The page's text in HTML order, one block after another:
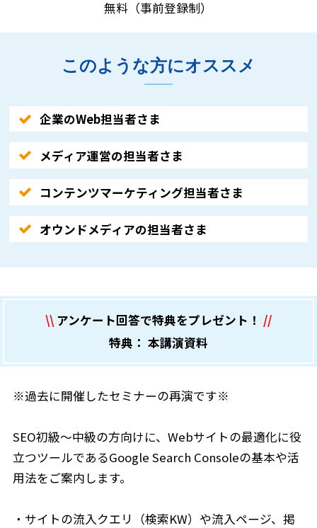
無料（事前登録制）
このような方にオススメ
企業のWeb担当者さま
メディア運営の担当者さま
コンテンツマーケティング担当者さま
オウンドメディアの担当者さま
\\ アンケート回答で特典をプレゼント！ //
特典： 本講演資料
※過去に開催したセミナーの再演です※
SEO初級～中級の方向けに、Webサイトの最適化に役
立つツールであるGoogle Search Consoleの基本や活
用法をご案内します。
・サイトの流入クエリ（検索KW）や流入ページ、掲